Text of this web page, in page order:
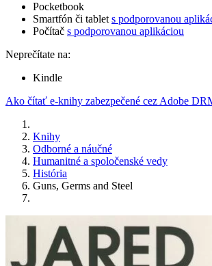
Pocketbook
Smartfón či tablet s podporovanou
Počítač s podporovanou aplikáciou
Neprečítate na:
Kindle
Ako čítať e-knihy zabezpečené cez Adobe
Knihy
Odborné a náučné
Humanitné a spoločenské vedy
História
Guns, Germs and Steel